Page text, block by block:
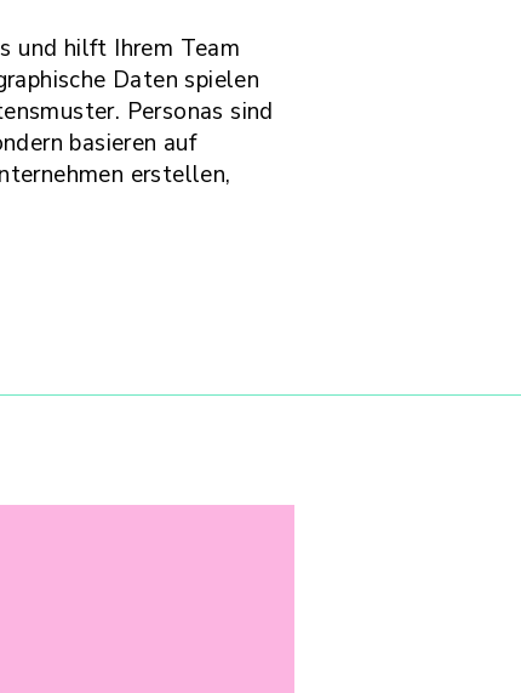
und hilft Ihrem Team
Daten spielen
Personas sind
basieren auf
erstellen,